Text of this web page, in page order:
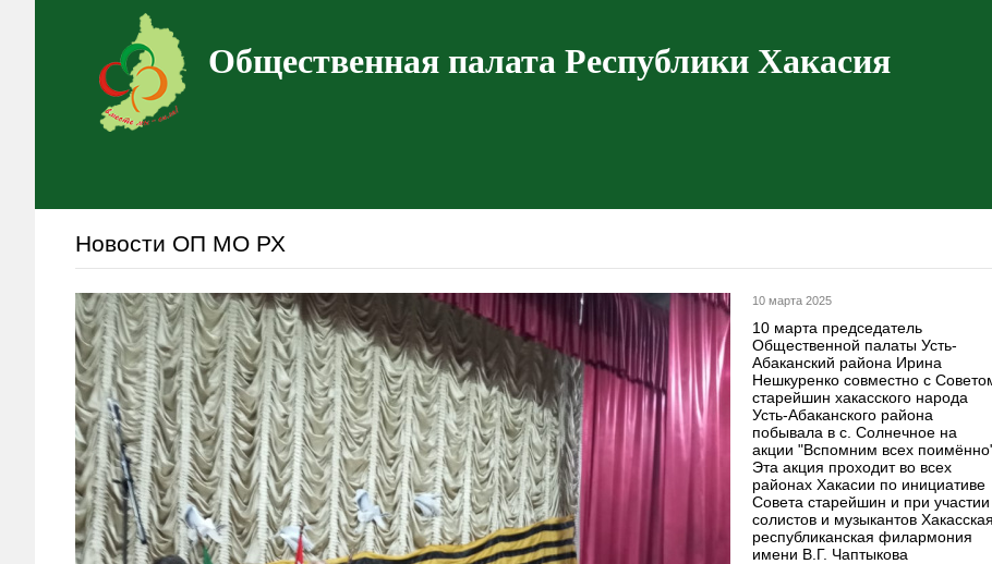
Общественная палата Республики Хакасия
Новости ОП МО РХ
10 марта 2025
10 марта председатель
Общественной палаты Усть-
Абаканский района Ирина
Нешкуренко совместно с
старейшин хакасского народа
Усть-Абаканского района
побывала в с. Солнечное на
акции "Вспомним всех
Эта акция проходит во всех
районах Хакасии по инициативе
Совета старейшин и при участии
солистов и музыкантов Хакасская
республиканская филармония
имени В.Г. Чаптыкова